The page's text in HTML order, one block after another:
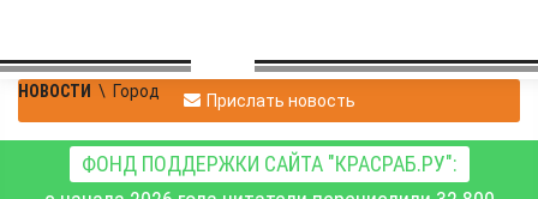
НОВОСТИ \ Город Прислать новость
ФОНД ПОДДЕРЖКИ САЙТА "КРАСРАБ.РУ":